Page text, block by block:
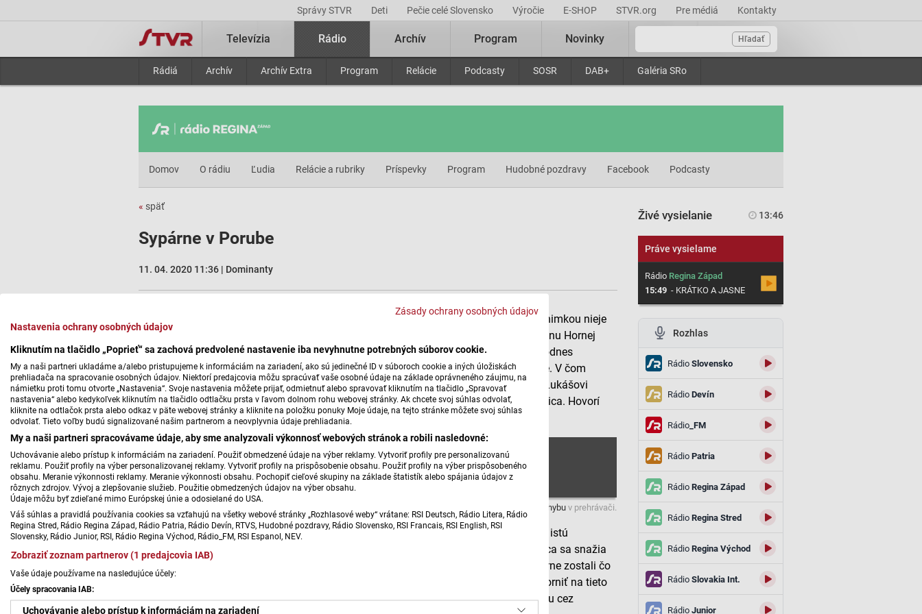
Zásady ochrany osobných údajov
Nastavenia ochrany osobných údajov
Kliknutím na tlačidlo „Poprieť“ sa zachová predvolené nastavenie iba nevyhnutne potrebných súborov cookie.
My a naši partneri ukladáme a/alebo pristupujeme k informáciám na zariadení, ako sú jedinečné ID v súboroch cookie a iných úložiskách
prehliadača na spracovanie osobných údajov. Niektorí predajcovia môžu spracúvať vaše osobné údaje na základe oprávneného záujmu, na
námietku proti tomu otvorte „Nastavenia“. Svoje nastavenia môžete prijať, odmietnuť alebo spravovať kliknutím na tlačidlo „Spravovať
nastavenia“ alebo kedykoľvek kliknutím na tlačidlo odtlačku prsta v ľavom dolnom rohu webovej stránky. Ak chcete svoj súhlas odvolať,
kliknite na odtlačok prsta alebo odkaz v päte webovej stránky a kliknite na položku ponuky Moje údaje, na tejto stránke môžete svoj súhlas
odvolať. Tieto voľby budú signalizované našim partnerom a neovplyvnia údaje prehliadania.
My a naši partneri spracovávame údaje, aby sme analyzovali výkonnosť webových stránok a robili nasledovné:
Uchovávanie alebo prístup k informáciám na zariadení. Použiť obmedzené údaje na výber reklamy. Vytvoriť profily pre personalizovanú
reklamu. Použiť profily na výber personalizovanej reklamy. Vytvoriť profily na prispôsobenie obsahu. Použiť profily na výber prispôsobeného
obsahu. Meranie výkonnosti reklamy. Meranie výkonnosti obsahu. Pochopiť cieľové skupiny na základe štatistík alebo spájania údajov z
rôznych zdrojov. Vývoj a zlepšovanie služieb. Použitie obmedzených údajov na výber obsahu.
Údaje môžu byť zdieľané mimo Európskej únie a odosielané do USA.
Váš súhlas a pravidlá používania cookies sa vzťahujú na všetky webové stránky „Rozhlasové weby“ vrátane: RSI Deutsch, Rádio Litera, Rádio
Regina Stred, Rádio Regina Západ, Rádio Patria, Rádio Devín, RTVS, Hudobné pozdravy, Rádio Slovensko, RSI Francais, RSI English, RSI
Slovensky, Rádio Junior, RSI, Rádio Regina Východ, Rádio_FM, RSI Espanol, NEV.
Zobraziť zoznam partnerov (1 predajcovia IAB)
Vaše údaje používame na nasledujúce účely:
Účely spracovania IAB:
Uchovávanie alebo prístup k informáciám na zariadení
Správy STVR Deti Pečie celé Slovensko Výročie E-SHOP STVR.org Pre médiá Kontakty
Hľadať
Televízia Rádio
Rádiá Archív Archív Extra Program Relácie Podcasty SOSR DAB+ Galéria SRo
Archív Program Novinky
Domov O rádiu Ľudia Relácie a rubriky Príspevky Program Hudobné pozdravy Facebook Podcasty
« späť
Sypárne v Porube
11. 04. 2020 11:36 | Dominanty
Každá obec na Slovensku má svoje špecifiká a výnimkou nieje
ani obec Poruba, ktorá leží v samotnom srdci regiónu Hornej
Nitry. Jedinečnosťou Poruby je výskyt viacerých dodnes
stojacích objektov, ktoré miestny nazývajú sypárne. V čom
spočíva výnimočnosť týchto stavieb, porozprával Lukášovi
Števíkovi historik a člen občianskeho združenia Trlica. Hovorí
Erik Kližan.
Sypárne v Porube
Nahláste nám chybu v prehrávači.
Sypárne v Porube na Hornej Nitre dávajú tejto obci istú
výnimočnosť. Aj členovia občianske združenie Trlica sa snažia
medzi Porubčanmi vytvárať osvetu, aby tieto sypárne zostali čo
najdlhšie zachované i pre budúce generácie. Upozorniť na tieto
zaujímavé stavby sa im podarilo už v minulom roku cez
Živé vysielanie 13:46
Práve vysielame
RádioRegina Západ
15:49 - KRÁTKO A JASNE
Rozhlas
RádioSlovensko
RádioDevín
Rádio_FM
RádioPatria
RádioRegina Západ
RádioRegina Stred
RádioRegina Východ
RádioSlovakia Int.
RádioJunior